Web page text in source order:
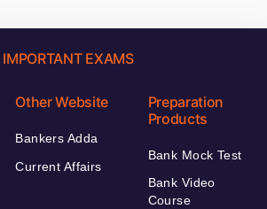
IMPORTANT EXAMS
Other Website
Bankers Adda
Current Affairs
Preparation
Products
Bank Mock Test
Bank Video
Course